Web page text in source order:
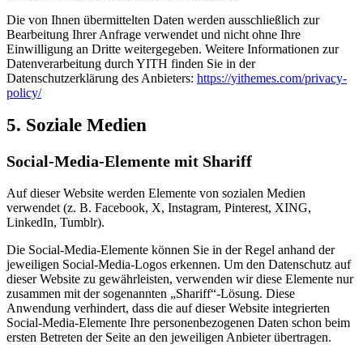
Die von Ihnen übermittelten Daten werden ausschließlich zur
Bearbeitung Ihrer Anfrage verwendet und nicht ohne Ihre
Einwilligung an Dritte weitergegeben. Weitere Informationen zur
Datenverarbeitung durch YITH finden Sie in der
Datenschutzerklärung des Anbieters: https://yithemes.com/privacy-
policy/
5. Soziale Medien
Social-Media-Elemente mit Shariff
Auf dieser Website werden Elemente von sozialen Medien
verwendet (z. B. Facebook, X, Instagram, Pinterest, XING,
LinkedIn, Tumblr).
Die Social-Media-Elemente können Sie in der Regel anhand der
jeweiligen Social-Media-Logos erkennen. Um den Datenschutz auf
dieser Website zu gewährleisten, verwenden wir diese Elemente nur
zusammen mit der sogenannten „Shariff“-Lösung. Diese
Anwendung verhindert, dass die auf dieser Website integrierten
Social-Media-Elemente Ihre personenbezogenen Daten schon beim
ersten Betreten der Seite an den jeweiligen Anbieter übertragen.